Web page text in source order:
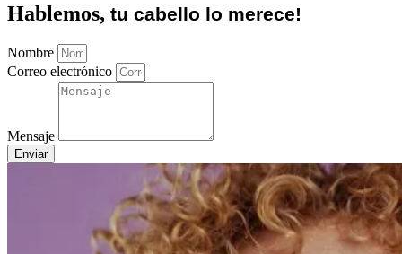
Hablemos, tu cabello lo merece!
Nombre
Correo electrónico
Mensaje
Enviar